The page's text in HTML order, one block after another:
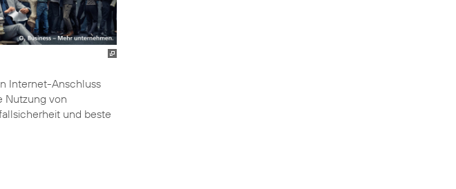
Internet-Anschluss
Nutzung von
und beste